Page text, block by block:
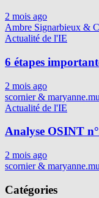
2 mois ago
Ambre Signarbieux &
Actualité de l'IE
6 étapes
2 mois ago
scornier &
Actualité de l'IE
Analyse OSINT
2 mois ago
scornier &
Catégories